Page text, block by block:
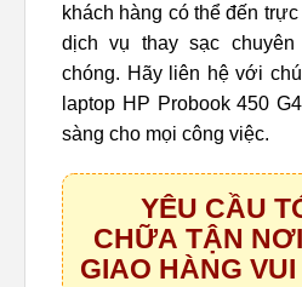
khách hàng có thể đến
dịch vụ thay sạc chuyên
chóng. Hãy liên hệ với
laptop HP Probook 450
sàng cho mọi công việc.
YÊU CẦU
CHỮA TẬN
GIAO HÀNG